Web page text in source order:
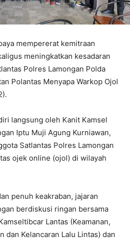
mempererat kemitraan
meningkatkan kesadaran
Polres Lamongan Polda
Polantas Menyapa Warkop Ojol
langsung oleh Kanit Kamsel
Iptu Muji Agung Kurniawan,
Satlantas Polres Lamongan
ojek online (ojol) di wilayah
penuh keakraban, jajaran
berdiskusi ringan bersama
Lantas (Keamanan,
dan Kelancaran Lalu Lintas) dan